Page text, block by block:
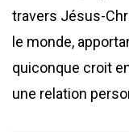
travers Jésus-
le monde,
quiconque croit
une relation